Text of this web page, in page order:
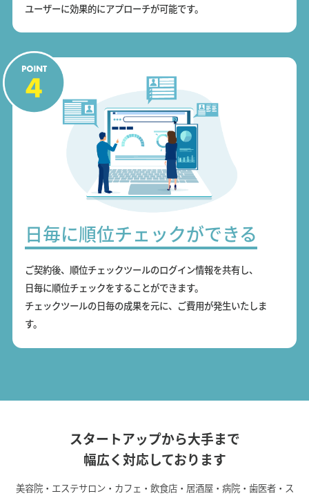
ユーザーに効果的にアプローチが可能です。
日毎に順位チェックができる
ご契約後、順位チェックツールのログイン情報を共有し、
日毎に順位チェックをすることができます。
チェックツールの日毎の成果を元に、ご費用が発生いたしま
す。
スタートアップから大手まで
幅広く対応しております
美容院・エステサロン・カフェ・飲食店・居酒屋・病院・歯医者・ス